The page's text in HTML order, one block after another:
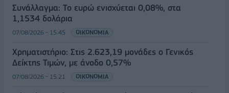
Συνάλλαγμα: Το ευρώ ενισχύεται 0,08%, στα
1,1534 δολάρια
07/08/2026 - 15:45 ΟΙΚΟΝΟΜΙΑ
Χρηματιστήριο: Στις 2.623,19 μονάδες ο Γενικός
Δείκτης Τιμών, με άνοδο 0,57%
07/08/2026 - 15:21 ΟΙΚΟΝΟΜΙΑ